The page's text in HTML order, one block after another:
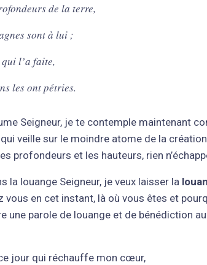
de la terre,
sont à lui ;
l’a faite,
les ont pétries.
Seigneur, je te contemple maintenant
veille sur le moindre atome de la
profondeurs et les hauteurs, rien
la louange Seigneur, je veux laisser la
vous en cet instant, là où vous êtes et
une parole de louange et de bénédiction
jour qui réchauffe mon cœur,